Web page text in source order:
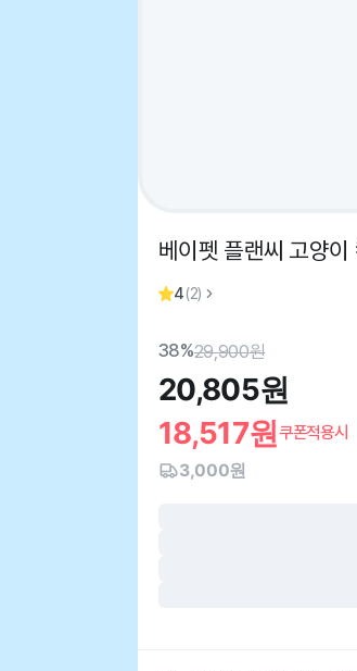
베이펫 플랜씨 고양
4(2)
38%29,900원
20,805원
18,517원쿠폰적용시
3,000원